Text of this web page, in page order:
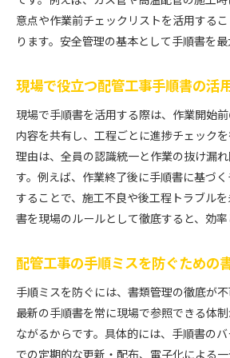
意点や作業前チェックリストを活用する
ります。安全管理の基本として手順書を最
現場で役立つ配管工事手順書の活
現場で手順書を活用する際は、作業開始
内容を共有し、工程ごとに進捗チェックを
理由は、全員の認識統一と作業の抜け漏
す。例えば、作業終了後に手順書に基づ
することで、施工不良や後工程トラブル
書を現場のルールとして徹底すると、効率
配管工事の手順ミスを防ぐための
手順ミスを防ぐには、書類管理の徹底が不
最新の手順書を常に現場で参照できる体
ながるからです。具体的には、手順書の
での定期的な更新・配布、電子化による